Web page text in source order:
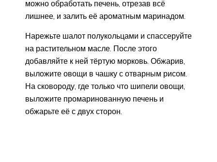
можно обработать печень, отрезав всё
лишнее, и залить её ароматным маринадом.
Нарежьте шалот полукольцами и спассеруйте
на растительном масле. После этого
добавляйте к ней тёртую морковь. Обжарив,
выложите овощи в чашку с отварным рисом.
На сковороду, где только что шипели овощи,
выложите промаринованную печень и
обжарьте её с двух сторон.